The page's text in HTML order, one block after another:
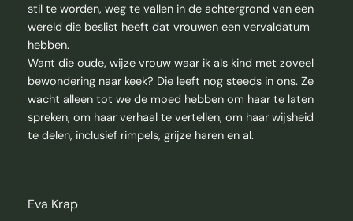
stil te worden, weg te vallen in de achtergrond van een
wereld die beslist heeft dat vrouwen een vervaldatum
hebben.
Want die oude, wijze vrouw waar ik als kind met zoveel
bewondering naar keek? Die leeft nog steeds in ons. Ze
wacht alleen tot we de moed hebben om haar te laten
spreken, om haar verhaal te vertellen, om haar wijsheid
te delen, inclusief rimpels, grijze haren en al.
Eva Krap